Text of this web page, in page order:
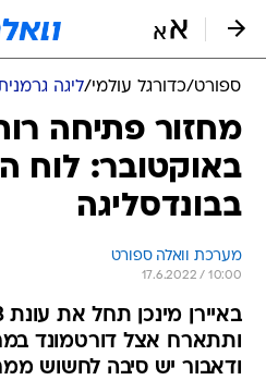
ספורט/כדורגל עולמי/ליגה
מחזור פתיחה
באוקטובר: לוח
בבונדסליגה
מערכת וואלה ספורט
17.6.2022 / 10:00
ודאבור יש סיבה לחשוש